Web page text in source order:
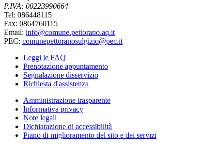
P.IVA: 00223990664
Tel: 086448115
Fax: 0864760115
Email: info@comune.pettorano.aq.it
PEC: comunepettoranosulgizio@pec.it
Leggi le FAQ
Prenotazione appuntamento
Segnalazione disservizio
Richiesta d'assistenza
Amministrazione trasparente
Informativa privacy
Note legali
Dichiarazione di accessibilità
Piano di miglioramento del sito e dei servizi